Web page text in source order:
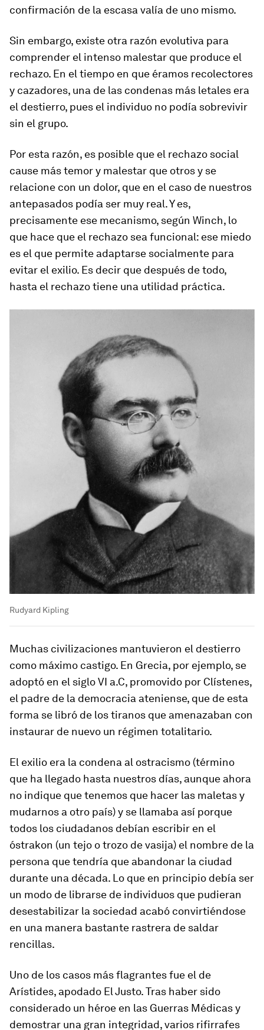
confirmación de la escasa valía de uno mismo.
Sin embargo, existe otra razón evolutiva para
comprender el intenso malestar que produce el
rechazo. En el tiempo en que éramos recolectores
y cazadores, una de las condenas más letales era
el destierro, pues el individuo no podía sobrevivir
sin el grupo.
Por esta razón, es posible que el rechazo social
cause más temor y malestar que otros y se
relacione con un dolor, que en el caso de nuestros
antepasados podía ser muy real. Y es,
precisamente ese mecanismo, según Winch, lo
que hace que el rechazo sea funcional: ese miedo
es el que permite adaptarse socialmente para
evitar el exilio. Es decir que después de todo,
hasta el rechazo tiene una utilidad práctica.
Rudyard Kipling
Muchas civilizaciones mantuvieron el destierro
como máximo castigo. En Grecia, por ejemplo, se
adoptó en el siglo VI a.C, promovido por Clístenes,
el padre de la democracia ateniense, que de esta
forma se libró de los tiranos que amenazaban con
instaurar de nuevo un régimen totalitario.
El exilio era la condena al ostracismo (término
que ha llegado hasta nuestros días, aunque ahora
no indique que tenemos que hacer las maletas y
mudarnos a otro país) y se llamaba así porque
todos los ciudadanos debían escribir en el
óstrakon (un tejo o trozo de vasija) el nombre de la
persona que tendría que abandonar la ciudad
durante una década. Lo que en principio debía ser
un modo de librarse de individuos que pudieran
desestabilizar la sociedad acabó convirtiéndose
en una manera bastante rastrera de saldar
rencillas.
Uno de los casos más flagrantes fue el de
Arístides, apodado El Justo. Tras haber sido
considerado un héroe en las Guerras Médicas y
demostrar una gran integridad, varios rifirrafes